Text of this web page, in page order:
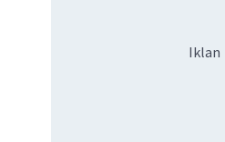
Iklan